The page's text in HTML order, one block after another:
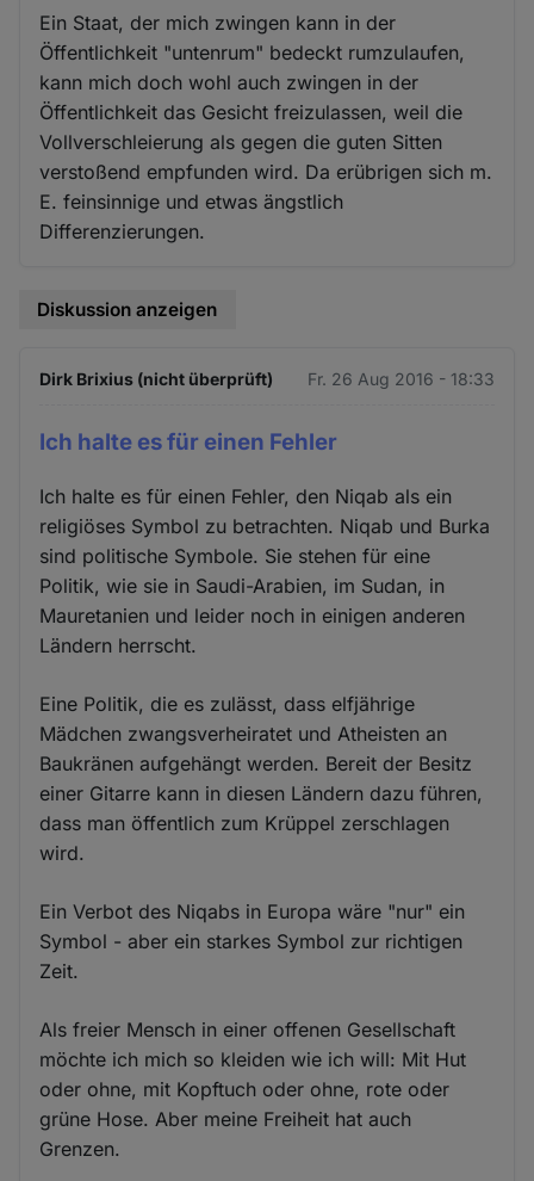
Ein Staat, der mich zwingen kann in der
Öffentlichkeit "untenrum" bedeckt rumzulaufen,
kann mich doch wohl auch zwingen in der
Öffentlichkeit das Gesicht freizulassen, weil die
Vollverschleierung als gegen die guten Sitten
verstoßend empfunden wird. Da erübrigen sich m.
E. feinsinnige und etwas ängstlich
Differenzierungen.
Diskussion anzeigen
Dirk Brixius (nicht überprüft) Fr. 26 Aug 2016 - 18:33
Ich halte es für einen Fehler
Ich halte es für einen Fehler, den Niqab als ein
religiöses Symbol zu betrachten. Niqab und Burka
sind politische Symbole. Sie stehen für eine
Politik, wie sie in Saudi-Arabien, im Sudan, in
Mauretanien und leider noch in einigen anderen
Ländern herrscht.
Eine Politik, die es zulässt, dass elfjährige
Mädchen zwangsverheiratet und Atheisten an
Baukränen aufgehängt werden. Bereit der Besitz
einer Gitarre kann in diesen Ländern dazu führen,
dass man öffentlich zum Krüppel zerschlagen
wird.
Ein Verbot des Niqabs in Europa wäre "nur" ein
Symbol - aber ein starkes Symbol zur richtigen
Zeit.
Als freier Mensch in einer offenen Gesellschaft
möchte ich mich so kleiden wie ich will: Mit Hut
oder ohne, mit Kopftuch oder ohne, rote oder
grüne Hose. Aber meine Freiheit hat auch
Grenzen.